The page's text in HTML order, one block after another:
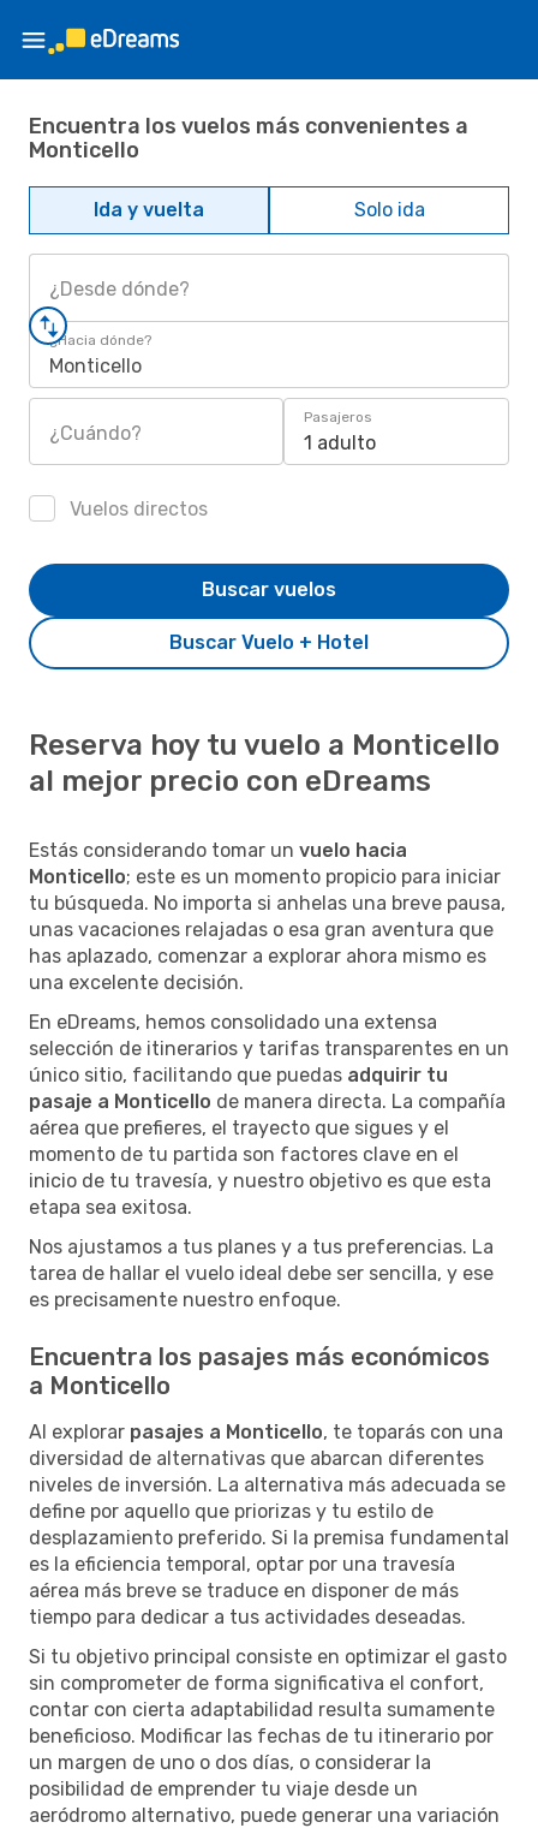
Encuentra los vuelos más convenientes a
Monticello
Ida y vuelta Solo ida
¿Desde dónde?
¿Hacia dónde?
Monticello
¿Cuándo?
Pasajeros
1 adulto
Vuelos directos
Buscar Vuelo + Hotel
Buscar vuelos
Reserva hoy tu vuelo a Monticello
al mejor precio con eDreams
Estás considerando tomar un vuelo hacia
Monticello; este es un momento propicio para iniciar
tu búsqueda. No importa si anhelas una breve pausa,
unas vacaciones relajadas o esa gran aventura que
has aplazado, comenzar a explorar ahora mismo es
una excelente decisión.
En eDreams, hemos consolidado una extensa
selección de itinerarios y tarifas transparentes en un
único sitio, facilitando que puedas adquirir tu
pasaje a Monticello de manera directa. La compañía
aérea que prefieres, el trayecto que sigues y el
momento de tu partida son factores clave en el
inicio de tu travesía, y nuestro objetivo es que esta
etapa sea exitosa.
Nos ajustamos a tus planes y a tus preferencias. La
tarea de hallar el vuelo ideal debe ser sencilla, y ese
es precisamente nuestro enfoque.
Encuentra los pasajes más económicos
a Monticello
Al explorar pasajes a Monticello, te toparás con una
diversidad de alternativas que abarcan diferentes
niveles de inversión. La alternativa más adecuada se
define por aquello que priorizas y tu estilo de
desplazamiento preferido. Si la premisa fundamental
es la eficiencia temporal, optar por una travesía
aérea más breve se traduce en disponer de más
tiempo para dedicar a tus actividades deseadas.
Si tu objetivo principal consiste en optimizar el gasto
sin comprometer de forma significativa el confort,
contar con cierta adaptabilidad resulta sumamente
beneficioso. Modificar las fechas de tu itinerario por
un margen de uno o dos días, o considerar la
posibilidad de emprender tu viaje desde un
aeródromo alternativo, puede generar una variación